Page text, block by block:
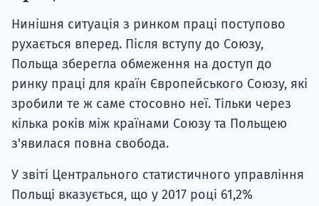
Нинішня ситуація з ринком праці поступово
рухається вперед. Після вступу до Союзу,
Польща зберегла обмеження на доступ до
ринку праці для країн Європейського Союзу, які
зробили те ж саме стосовно неї. Тільки через
кілька років між країнами Союзу та Польщею
з'явилася повна свобода.
У звіті Центрального статистичного управління
Польщі вказується, що у 2017 році 61,2%